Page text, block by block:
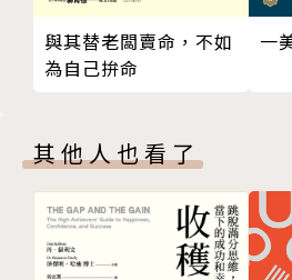
◎複利思維，是你彎道超車的
窮人思維是「老鼠賽跑」：拿
再買更大的車與房……
錢自己賺錢。
如何從「老鼠賽跑」變成「人生
聽聽作者分享的「國王的象棋
因為股神巴菲特最好的朋友查
第５章 就業要選大企業還是小
１ 選工作就像選股票
２ 三維分析法，有前途也有錢途
４ 打造個人職場護城河，讓企
第６章 超過四百萬人付費學習
１ 終身財富計算法，看看你
２ 不同階段的財務規畫，要攻
３ 下個富翁就是你，認識投
與其替老闆賣命，不如
為自己拚命
一
其他人也看了